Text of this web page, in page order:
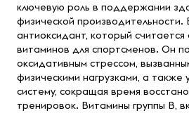
ключевую роль в поддержании
физической
антиоксидант, который
витаминов для спортсменов. Он
оксидативным стрессом,
физическими нагрузками, а также
систему, сокращая время
тренировок. Витамины группы В,